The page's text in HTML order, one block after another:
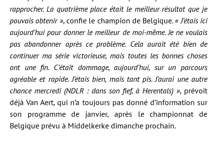
rapprocher. La quatrième place était le meilleur résultat que je
pouvais obtenir », confie le champion de Belgique.« J’étais ici
aujourd’hui pour donner le meilleur de moi-même. Je ne voulais
pas abandonner après ce problème. Cela aurait été bien de
continuer ma série victorieuse, mais toutes les bonnes choses
ont une fin. C’était dommage, aujourd’hui, sur un parcours
agréable et rapide. J’étais bien, mais tant pis. J’aurai une autre
chance mercredi (NDLR : dans son fief, à Herentals) », prévoit
déjà Van Aert, qui n’a toujours pas donné d’information sur
son programme de janvier, après le championnat de
Belgique prévu à Middelkerke dimanche prochain.